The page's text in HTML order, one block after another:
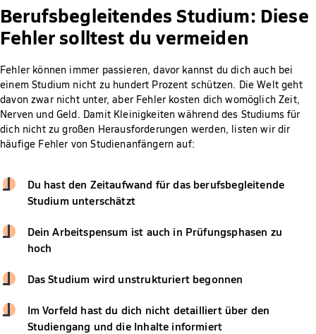
Berufsbegleitendes Studium: Diese
Fehler solltest du vermeiden
Fehler können immer passieren, davor kannst du dich auch bei
einem Studium nicht zu hundert Prozent schützen. Die Welt geht
davon zwar nicht unter, aber Fehler kosten dich womöglich Zeit,
Nerven und Geld. Damit Kleinigkeiten während des Studiums für
dich nicht zu großen Herausforderungen werden, listen wir dir
häufige Fehler von Studienanfängern auf:
Du hast den Zeitaufwand für das berufsbegleitende
Studium unterschätzt
Dein Arbeitspensum ist auch in Prüfungsphasen zu
hoch
Das Studium wird unstrukturiert begonnen
Im Vorfeld hast du dich nicht detailliert über den
Studiengang und die Inhalte informiert